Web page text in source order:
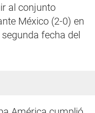
al conjunto
México (2-0) en
fecha del